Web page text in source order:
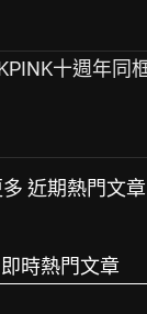
十週年同
近期熱門文章
時熱門文章